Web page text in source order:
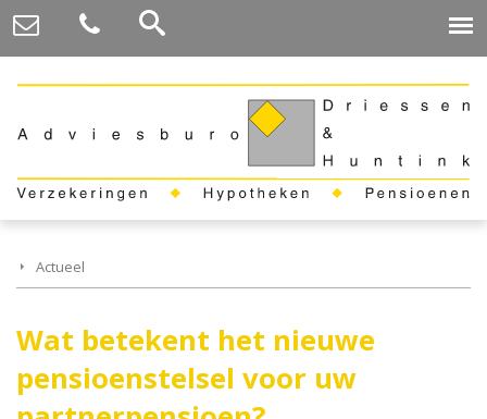
Actueel
Wat betekent het nieuwe
pensioenstelsel voor uw